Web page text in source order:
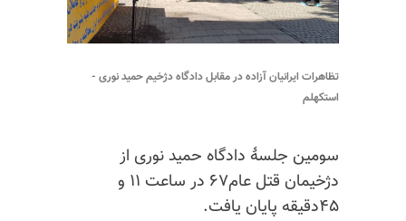
تظاهرات ایرانیان آزاده در مقابل دادگاه دژخیم حمید نوری -
استکهلم
سومين جلسهٔ دادگاه حميد نوری از
دژخيمان قتل عام۶۷ در ساعت ۱۱ و
۴۵دقيقه پايان يافت.